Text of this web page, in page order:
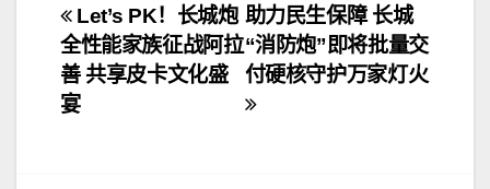
文
章
导
助力民生保障 长城
“消防炮”即将批量交
付硬核守护万家灯火
Let’s PK！长城炮
全性能家族征战阿拉
善 共享皮卡文化盛
宴